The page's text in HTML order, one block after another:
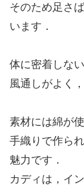
そのため足さ
います．
体に密着しな
風通しがよく
素材には綿が
手織りで作ら
魅力です．
カディは，イ